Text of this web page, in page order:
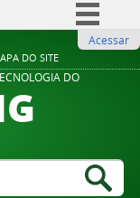
DO SITE
BR
Acessar
DO